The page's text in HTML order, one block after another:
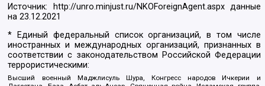
Источник: http://unro.minjust.ru/NKOForeignAgent.aspxданные
на23.12.2021
* Единый федеральный список организаций, в том числе
иностранных и международных организаций, признанных в
соответствии с законодательством Российской Федерации
террористическими:
Высший военный Маджлисуль Шура, Конгресс народов Ичкерии и